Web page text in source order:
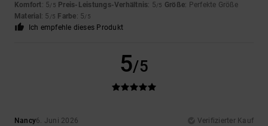
Komfort: 5/5 Preis-Leistungs-Verhältnis: 5/5 Größe: Perfekte Größe
Material : 5 /5 Farbe: 5/5
Ich empfehle dieses Produkt
5/5
Nancy6. Juni 2026
Verifizierter Kauf